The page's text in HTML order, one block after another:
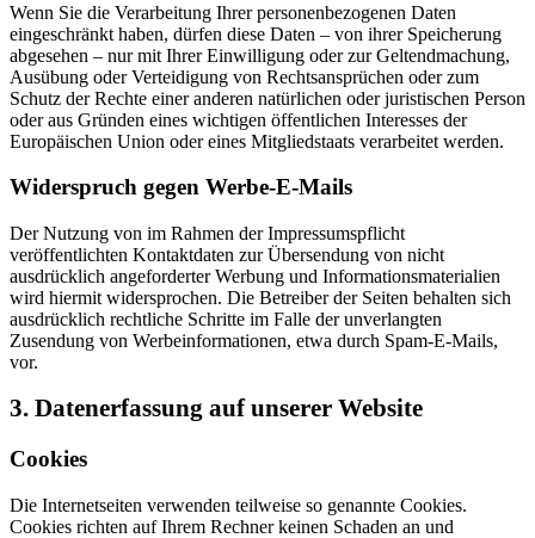
Wenn Sie die Verarbeitung Ihrer personenbezogenen Daten
eingeschränkt haben, dürfen diese Daten – von ihrer Speicherung
abgesehen – nur mit Ihrer Einwilligung oder zur Geltendmachung,
Ausübung oder Verteidigung von Rechtsansprüchen oder zum
Schutz der Rechte einer anderen natürlichen oder juristischen Person
oder aus Gründen eines wichtigen öffentlichen Interesses der
Europäischen Union oder eines Mitgliedstaats verarbeitet werden.
Widerspruch gegen Werbe-E-Mails
Der Nutzung von im Rahmen der Impressumspflicht
veröffentlichten Kontaktdaten zur Übersendung von nicht
ausdrücklich angeforderter Werbung und Informationsmaterialien
wird hiermit widersprochen. Die Betreiber der Seiten behalten sich
ausdrücklich rechtliche Schritte im Falle der unverlangten
Zusendung von Werbeinformationen, etwa durch Spam-E-Mails,
vor.
3. Datenerfassung auf unserer Website
Cookies
Die Internetseiten verwenden teilweise so genannte Cookies.
Cookies richten auf Ihrem Rechner keinen Schaden an und